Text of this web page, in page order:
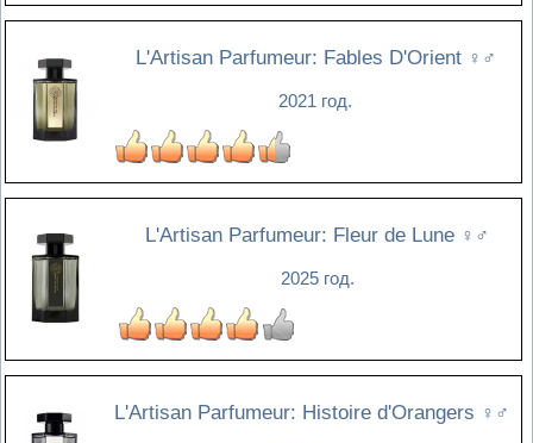
L'Artisan Parfumeur: Fables D'Orient ♀♂
2021 год.
L'Artisan Parfumeur: Fleur de Lune ♀♂
2025 год.
L'Artisan Parfumeur: Histoire d'Orangers ♀♂